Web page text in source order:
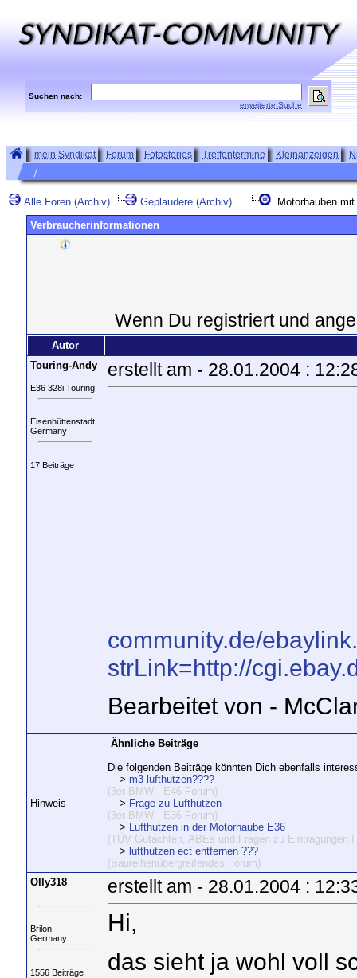
Suchen nach:
erweiterte Suche
mein Syndikat Forum Fotostories Treffentermine Kleinanzeigen
Alle Foren (Archiv) Geplaudere (Archiv)
Motorhauben
Verbraucherinformationen
Wenn Du registriert und
Autor
Touring-Andy
E36 328i Touring
Eisenhüttenstadt
Germany
17 Beiträge
erstellt am - 28.01.2004 :
community.de/
strLink=http://
Bearbeitet von -
Hinweis
Ähnliche Beiträge
Die folgenden Beiträge könnten Dich ebenfalls
> m3 lufthutzen????
(3er BMW - E46 Forum)
> Frage zu Lufthutzen
(3er BMW - E36 Forum)
> Lufthutzen in der Motorhaube E36
(TÜV Gutachten, ABEs und Fragen zu Eintragungen
> lufthutzen ect entfernen ???
(Baureihenübergreifendes Forum)
Olly318
Brilon
Germany
1556 Beiträge
erstellt am - 28.01.2004 :
Hi,
das sieht ja wohl voll